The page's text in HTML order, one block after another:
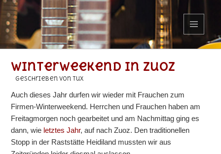
UND
Winterweekend in Zuoz
geschrieben von Tux
Auch dieses Jahr durfen wir wieder mit Frauchen zum
Firmen-Winterweekend. Herrchen und Frauchen haben am
Freitagmorgen noch gearbeitet und am Nachmittag ging es
dann, wie letztes Jahr, auf nach Zuoz. Den traditionellen
Stopp in der Raststätte Heidiland mussten wir aus